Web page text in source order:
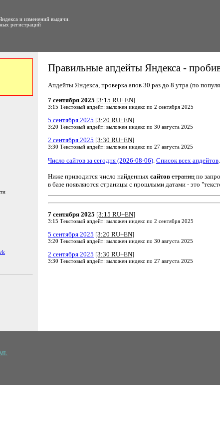
и изменений выдачи.
регистраций
Правильные апдейты Яндекса -
Апдейты Яндекса, проверка апов 30 раз до 8 утра (по
7 сентября 2025 [3:15 RU+EN]
3:15 Текстовый апдейт: выложен индекс по 2 сентября 2025
5 сентября 2025 [3:20 RU+EN]
3:20 Текстовый апдейт: выложен индекс по 30 августа 2025
2 сентября 2025 [3:30 RU+EN]
3:30 Текстовый апдейт: выложен индекс по 27 августа 2025
Число сайтов за сегодня (2026-08-06) Список всех апдейтов
Ниже приводится число найденных сайтов страниц по
в базе появляются страницы с прошлыми датами - это
7 сентября 2025 [3:15 RU+EN]
3:15 Текстовый апдейт: выложен индекс по 2 сентября 2025
5 сентября 2025 [3:20 RU+EN]
3:20 Текстовый апдейт: выложен индекс по 30 августа 2025
2 сентября 2025 [3:30 RU+EN]
3:30 Текстовый апдейт: выложен индекс по 27 августа 2025